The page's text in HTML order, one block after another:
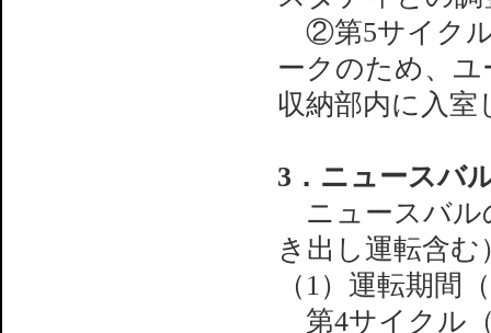
②第5サイクル
ークのため、
収納部内に入室
3．ニュースバ
ニュースバル
き出し運転含
（1）運転期間
第4サイクル